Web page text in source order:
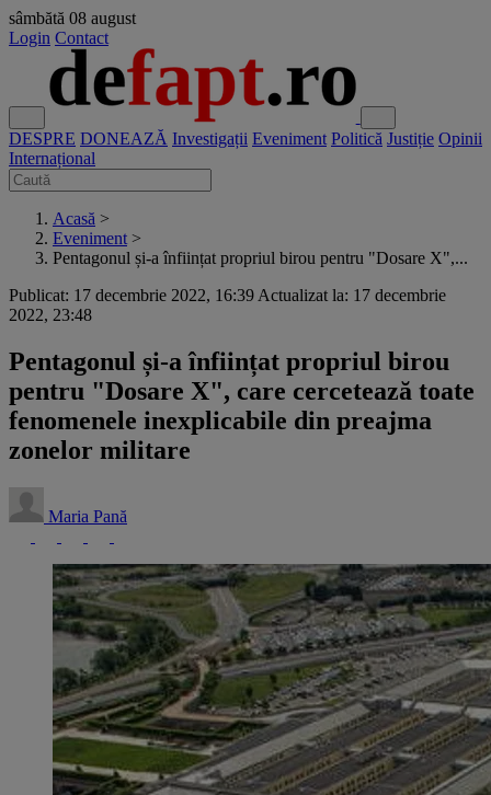
sâmbătă 08 august
Login Contact
DESPRE DONEAZĂ Investigații Eveniment Politică Justiție Opinii
Internațional
Acasă >
Eveniment >
Pentagonul și-a înființat propriul birou pentru "Dosare X",...
Publicat: 17 decembrie 2022, 16:39 Actualizat la: 17 decembrie
2022, 23:48
Pentagonul și-a înființat propriul birou
pentru "Dosare X", care cercetează toate
fenomenele inexplicabile din preajma
zonelor militare
Maria Pană